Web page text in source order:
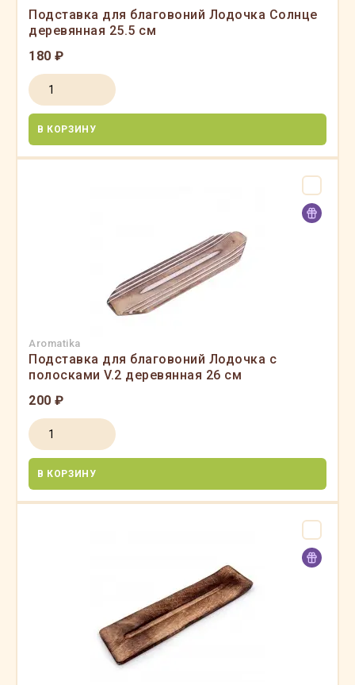
Подставка для благовоний Лодочка Солнце
деревянная 25.5 см
180 ₽
В КОРЗИНУ
Aromatika
Подставка для благовоний Лодочка с
полосками V.2 деревянная 26 см
200 ₽
В КОРЗИНУ